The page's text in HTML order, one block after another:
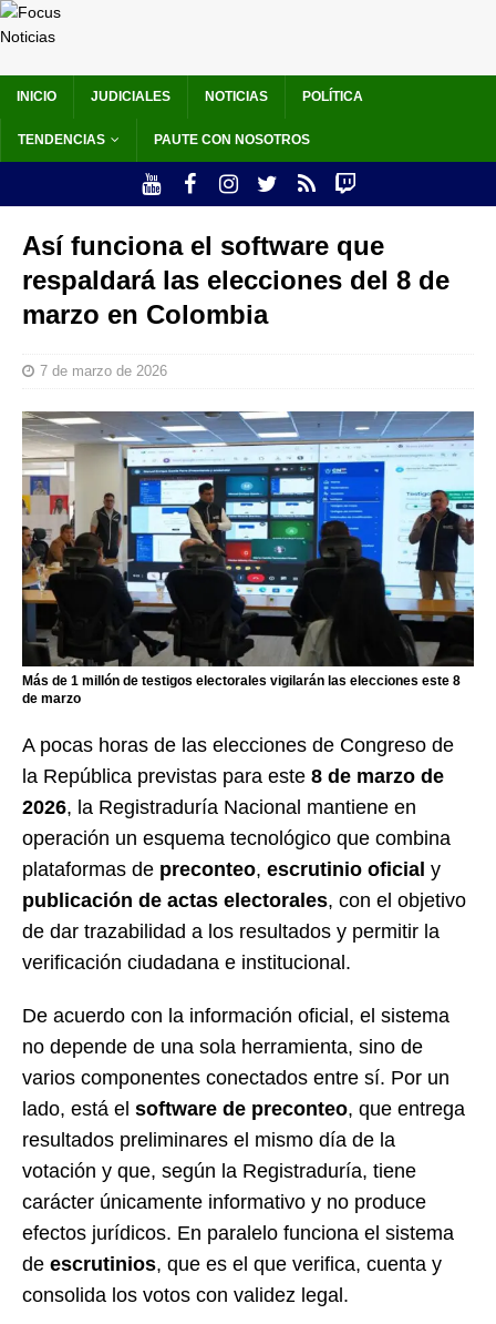
INICIO JUDICIALES NOTICIAS POLÍTICA
TENDENCIAS PAUTE CON NOSOTROS
Así funciona el software que
respaldará las elecciones del 8 de
marzo en Colombia
7 de marzo de 2026
Más de 1 millón de testigos electorales vigilarán las elecciones este 8
de marzo
A pocas horas de las elecciones de Congreso de
la República previstas para este 8 de marzo de
2026, la Registraduría Nacional mantiene en
operación un esquema tecnológico que combina
plataformas de preconteo, escrutinio oficial y
publicación de actas electorales, con el objetivo
de dar trazabilidad a los resultados y permitir la
verificación ciudadana e institucional.
De acuerdo con la información oficial, el sistema
no depende de una sola herramienta, sino de
varios componentes conectados entre sí. Por un
lado, está el software de preconteo, que entrega
resultados preliminares el mismo día de la
votación y que, según la Registraduría, tiene
carácter únicamente informativo y no produce
efectos jurídicos. En paralelo funciona el sistema
de escrutinios, que es el que verifica, cuenta y
consolida los votos con validez legal.